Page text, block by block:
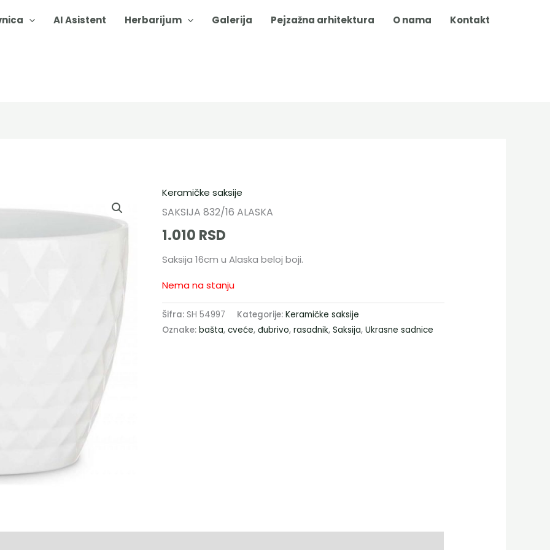
AI Asistent Herbarijum Galerija Pejzažna arhitektura O nama
Kontakt
Keramičke saksije
SAKSIJA 832/16 ALASKA
1.010 RSD
Saksija 16cm u Alaska beloj boji.
Nema na stanju
Šifra: SH 54997 Kategorije: Keramičke saksije
Oznake: bašta, cveće, đubrivo, rasadnik, Saksija, Ukrasne sadnice